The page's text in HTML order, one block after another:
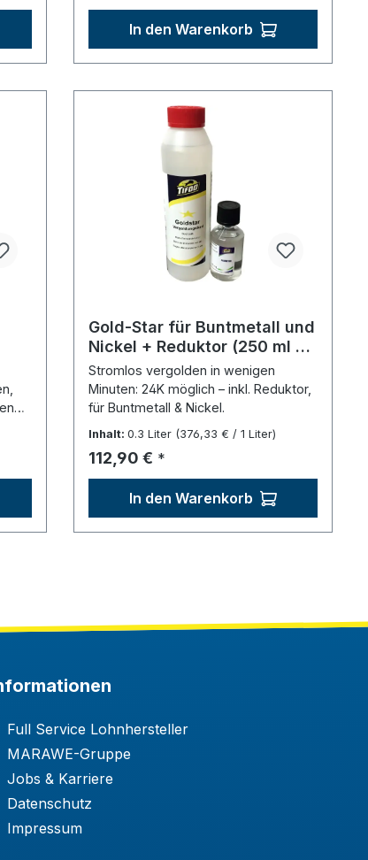
In den Warenkorb
Gold-Star für Buntmetall und
Nickel + Reduktor (250 ml +
50 ml) - Komplettset
Stromlos vergolden in wenigen
Minuten: 24K möglich – inkl. Reduktor,
für Buntmetall & Nickel.
Inhalt: 0.3 Liter (376,33 € / 1 Liter)
Regulärer Preis:
112,90 € *
In den Warenkorb
Full Service Lohnhersteller
MARAWE-Gruppe
Jobs & Karriere
Datenschutz
Impressum